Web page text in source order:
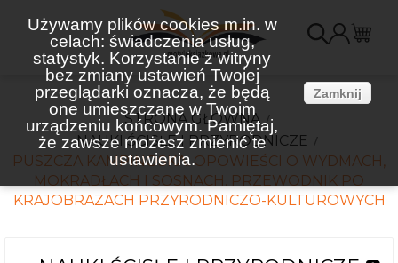
Używamy plików cookies m.in. w
celach: świadczenia usług,
statystyk. Korzystanie z witryny
bez zmiany ustawień Twojej
przeglądarki oznacza, że będą
one umieszczane w Twoim
urządzeniu końcowym. Pamiętaj,
że zawsze możesz zmienić te
ustawienia.
Zamknij
STRONA GŁÓWNA
NAUKI ŚCISŁE I PRZYRODNICZE
PUSZCZA KAMPINOSKA. OPOWIEŚCI O WYDMACH,
MOKRADŁACH I SOSNACH. PRZEWODNIK PO
KRAJOBRAZACH PRZYRODNICZO-KULTUROWYCH